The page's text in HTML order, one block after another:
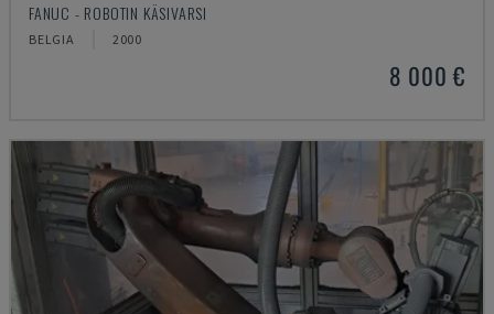
FANUC - ROBOTIN KÄSIVARSI
BELGIA 2000
8 000 €